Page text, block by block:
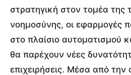
στρατηγική στον τομέα της
νοημοσύνης, οι εφαρμογές
στο πλαίσιο αυτοματισμού
θα παρέχουν νέες
επιχειρήσεις. Μέσα από